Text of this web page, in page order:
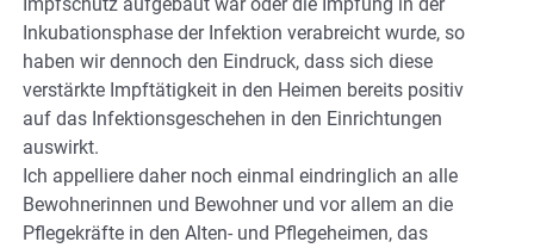
Inkubationsphase der Infektion verabreicht wurde, so
haben wir dennoch den Eindruck, dass sich diese
verstärkte Impftätigkeit in den Heimen bereits positiv
auf das Infektionsgeschehen in den Einrichtungen
auswirkt.
Ich appelliere daher noch einmal eindringlich an alle
Bewohnerinnen und Bewohner und vor allem an die
Pflegekräfte in den Alten- und Pflegeheimen, das